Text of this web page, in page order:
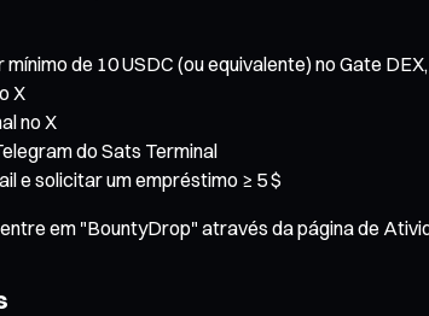
de 10 USDC (ou equivalente) no Gate
X
no X
do Sats Terminal
e solicitar um empréstimo ≥ 5 $
em "BountyDrop" através da página de